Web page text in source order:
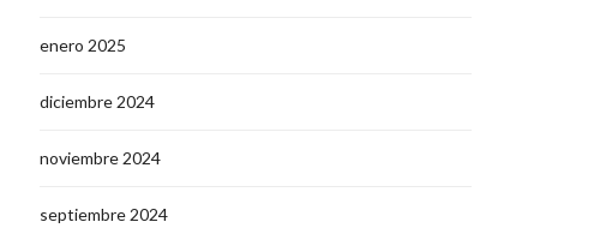
enero 2025
diciembre 2024
noviembre 2024
septiembre 2024